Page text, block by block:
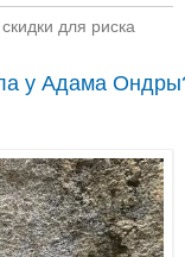
скидки для риска
у Адама